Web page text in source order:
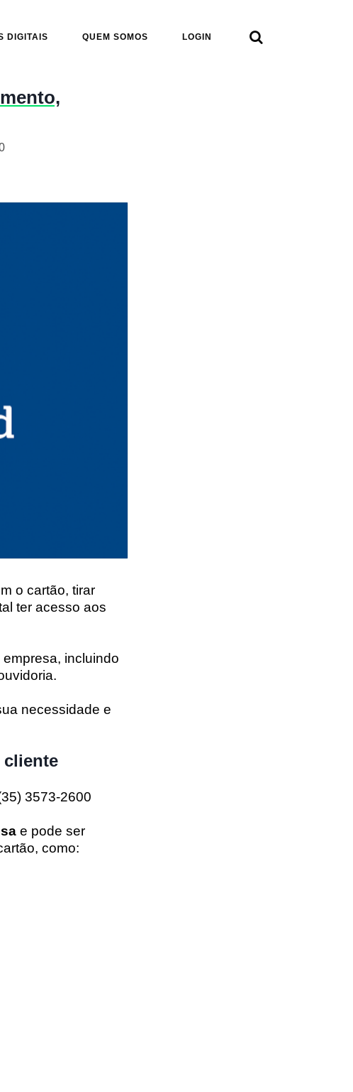
DIGITAIS QUEM SOMOS LOGIN 
o cartão, tirar
ter acesso aos
incluindo
necessidade e
cliente
3573-2600
e pode ser
como: